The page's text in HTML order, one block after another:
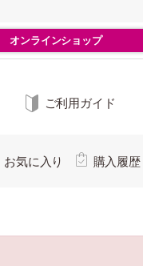
オンラインショップ
ご利用ガイド
お気に入り 購入履歴